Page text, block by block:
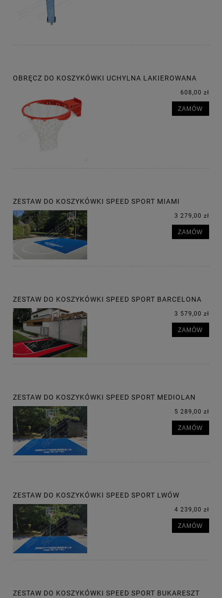
OBRĘCZ DO KOSZYKÓWKI UCHYLNA LAKIEROWANA
608,00 zł
ZAMÓW
ZESTAW DO KOSZYKÓWKI SPEED SPORT MIAMI
3 279,00 zł
ZAMÓW
ZESTAW DO KOSZYKÓWKI SPEED SPORT BARCELONA
3 579,00 zł
ZAMÓW
ZESTAW DO KOSZYKÓWKI SPEED SPORT MEDIOLAN
5 289,00 zł
ZAMÓW
ZESTAW DO KOSZYKÓWKI SPEED SPORT LWÓW
4 239,00 zł
ZAMÓW
ZESTAW DO KOSZYKÓWKI SPEED SPORT BUKARESZT